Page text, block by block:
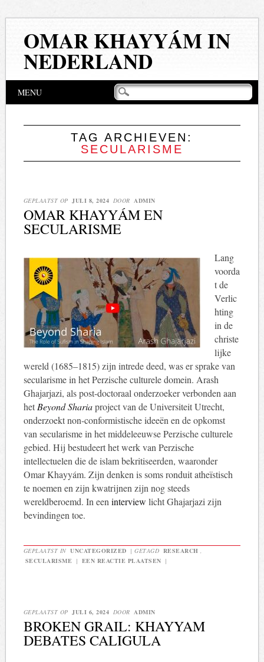
OMAR KHAYYÁM IN
NEDERLAND
Hoofdmenu
springen
MENU
TAG ARCHIEVEN:
SECULARISME
GEPLAATST OP JULI 8, 2024 DOOR ADMIN
OMAR KHAYYÁM EN
SECULARISME
Lang
voorda
t de
Verlic
hting
in de
christe
lijke
wereld (1685–1815) zijn intrede deed, was er sprake van
secularisme in het Perzische culturele domein. Arash
Ghajarjazi, als post-doctoraal onderzoeker verbonden aan
het Beyond Shariaproject van de Universiteit Utrecht,
onderzoekt non-conformistische ideeën en de opkomst
van secularisme in het middeleeuwse Perzische culturele
gebied. Hij bestudeert het werk van Perzische
intellectuelen die de islam bekritiseerden, waaronder
Omar Khayyám. Zijn denken is soms ronduit atheïstisch
te noemen en zijn kwatrijnen zijn nog steeds
wereldberoemd. In een interview licht Ghajarjazi zijn
bevindingen toe.
GEPLAATST IN UNCATEGORIZED |GETAGD RESEARCH
SECULARISME | EEN REACTIE PLAATSEN |
GEPLAATST OP JULI 6, 2024 DOOR ADMIN
BROKEN GRAIL: KHAYYAM
DEBATES CALIGULA